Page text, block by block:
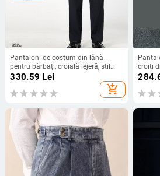
Pantaloni de costum din lână
pentru bărbați, croială lejeră, stil
business formal, 75% lână, sezon
primăvară-toamnă, lansare toamnă
2025, nasturi.
330.59 Lei
add_shopping_cart
croiți